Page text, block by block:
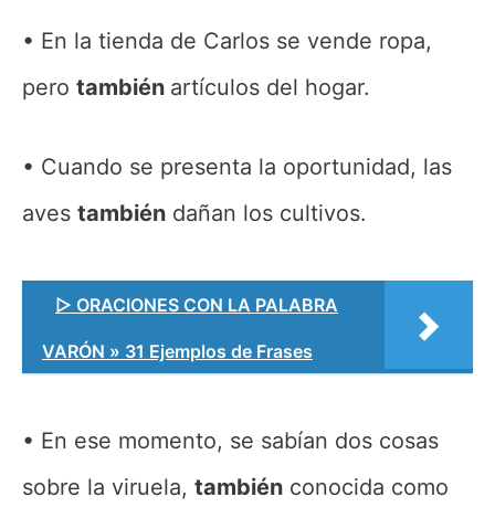
En la tienda de Carlos se vende ropa,
pero también artículos del hogar.
Cuando se presenta la oportunidad, las
aves también dañan los cultivos.
▷ ORACIONES CON LA PALABRA
VARÓN » 31 Ejemplos de Frases
En ese momento, se sabían dos cosas
sobre la viruela, también conocida como